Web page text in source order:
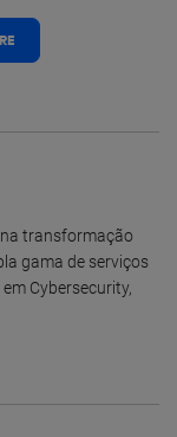
na transformação
gama de serviços
Cybersecurity,